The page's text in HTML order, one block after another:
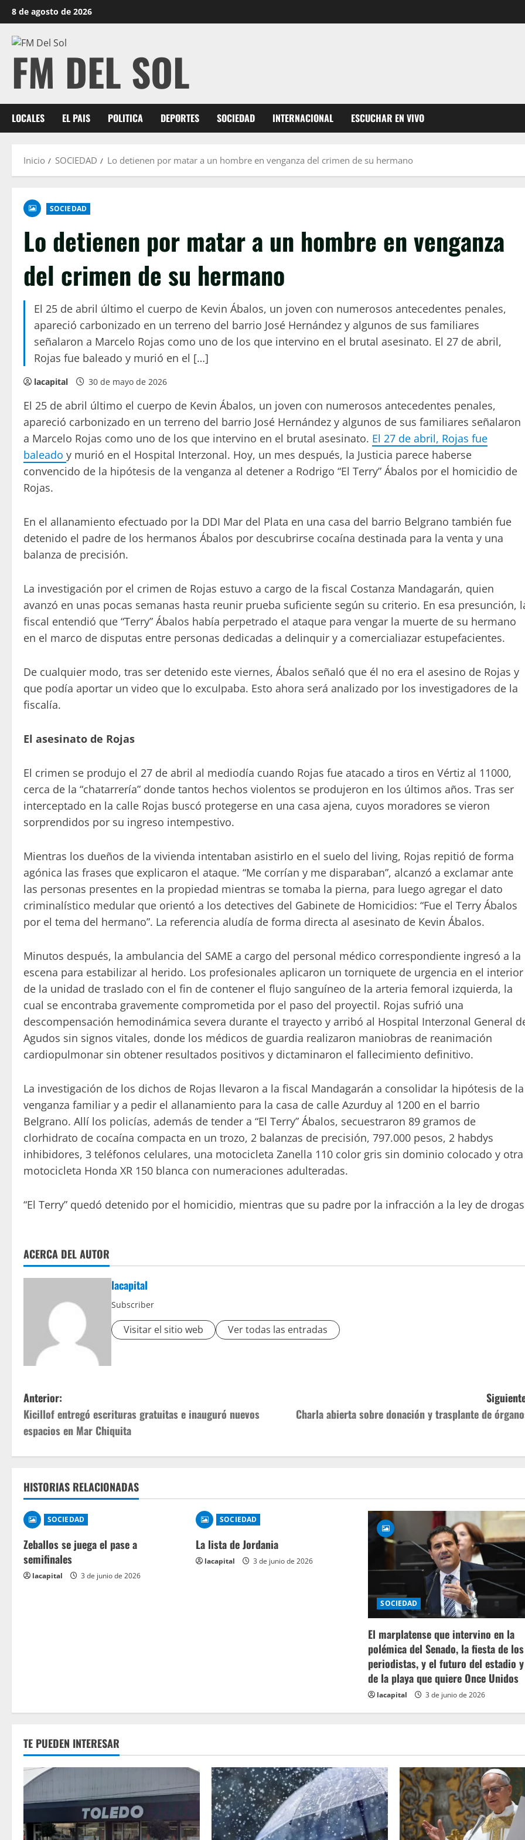
8 de agosto de 2026
FM DEL SOL
LOCALES EL PAIS POLITICA DEPORTES SOCIEDAD INTERNACIONAL ESCUCHAR EN VIVO
Inicio SOCIEDAD Lo detienen por matar a un hombre en venganza del crimen de su hermano
SOCIEDAD
Lo detienen por matar a un hombre en venganza
del crimen de su hermano
El 25 de abril último el cuerpo de Kevin Ábalos, un joven con numerosos antecedentes penales,
apareció carbonizado en un terreno del barrio José Hernández y algunos de sus familiares
señalaron a Marcelo Rojas como uno de los que intervino en el brutal asesinato. El 27 de abril,
Rojas fue baleado y murió en el […]
lacapital 30 de mayo de 2026
El 25 de abril último el cuerpo de Kevin Ábalos, un joven con numerosos antecedentes penales,
apareció carbonizado en un terreno del barrio José Hernández y algunos de sus familiares señalaron
a Marcelo Rojas como uno de los que intervino en el brutal asesinato. El 27 de abril, Rojas fue
baleado y murió en el Hospital Interzonal. Hoy, un mes después, la Justicia parece haberse
convencido de la hipótesis de la venganza al detener a Rodrigo “El Terry” Ábalos por el homicidio de
Rojas.
En el allanamiento efectuado por la DDI Mar del Plata en una casa del barrio Belgrano también fue
detenido el padre de los hermanos Ábalos por descubrirse cocaína destinada para la venta y una
balanza de precisión.
La investigación por el crimen de Rojas estuvo a cargo de la fiscal Costanza Mandagarán, quien
avanzó en unas pocas semanas hasta reunir prueba suficiente según su criterio. En esa presunción,
fiscal entendió que “Terry” Ábalos había perpetrado el ataque para vengar la muerte de su hermano
en el marco de disputas entre personas dedicadas a delinquir y a comercialiazar estupefacientes.
De cualquier modo, tras ser detenido este viernes, Ábalos señaló que él no era el asesino de Rojas y
que podía aportar un video que lo exculpaba. Esto ahora será analizado por los investigadores de la
fiscalía.
El asesinato de Rojas
El crimen se produjo el 27 de abril al mediodía cuando Rojas fue atacado a tiros en Vértiz al 11000,
cerca de la “chatarrería” donde tantos hechos violentos se produjeron en los últimos años. Tras ser
interceptado en la calle Rojas buscó protegerse en una casa ajena, cuyos moradores se vieron
sorprendidos por su ingreso intempestivo.
Mientras los dueños de la vivienda intentaban asistirlo en el suelo del living, Rojas repitió de forma
agónica las frases que explicaron el ataque. “Me corrían y me disparaban”, alcanzó a exclamar ante
las personas presentes en la propiedad mientras se tomaba la pierna, para luego agregar el dato
criminalístico medular que orientó a los detectives del Gabinete de Homicidios: “Fue el Terry Ábalos
por el tema del hermano”. La referencia aludía de forma directa al asesinato de Kevin Ábalos.
Minutos después, la ambulancia del SAME a cargo del personal médico correspondiente ingresó a la
escena para estabilizar al herido. Los profesionales aplicaron un torniquete de urgencia en el interior
de la unidad de traslado con el fin de contener el flujo sanguíneo de la arteria femoral izquierda, la
cual se encontraba gravemente comprometida por el paso del proyectil. Rojas sufrió una
descompensación hemodinámica severa durante el trayecto y arribó al Hospital Interzonal General
Agudos sin signos vitales, donde los médicos de guardia realizaron maniobras de reanimación
cardiopulmonar sin obtener resultados positivos y dictaminaron el fallecimiento definitivo.
La investigación de los dichos de Rojas llevaron a la fiscal Mandagarán a consolidar la hipótesis de la
venganza familiar y a pedir el allanamiento para la casa de calle Azurduy al 1200 en el barrio
Belgrano. Allí los policías, además de tender a “El Terry” Ábalos, secuestraron 89 gramos de
clorhidrato de cocaína compacta en un trozo, 2 balanzas de precisión, 797.000 pesos, 2 habdys
inhibidores, 3 teléfonos celulares, una motocicleta Zanella 110 color gris sin dominio colocado y otra
motocicleta Honda XR 150 blanca con numeraciones adulteradas.
“El Terry” quedó detenido por el homicidio, mientras que su padre por la infracción a la ley de
ACERCA DEL AUTOR
lacapital
Subscriber
Visitar el sitio web Ver todas las entradas
Anterior:
Kicillof entregó escrituras gratuitas e inauguró nuevos
espacios en Mar Chiquita
Charla abierta sobre donación y trasplante de
HISTORIAS RELACIONADAS
SOCIEDAD
Zeballos se juega el pase a
semifinales
lacapital 3 de junio de 2026
SOCIEDAD
La lista de Jordania
lacapital 3 de junio de 2026
SOCIEDAD
El marplatense que intervino en la
polémica del Senado, la fiesta de los
periodistas, y el futuro del estadio y
de la playa que quiere Once Unidos
lacapital 3 de junio de 2026
TE PUEDEN INTERESAR